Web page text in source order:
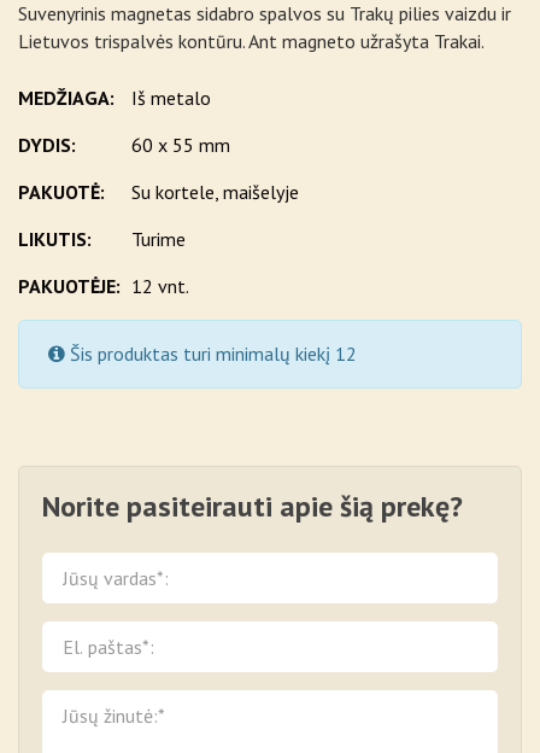
Suvenyrinis magnetas sidabro spalvos su Trakų pilies vaizdu ir
Lietuvos trispalvės kontūru. Ant magneto užrašyta Trakai.
MEDŽIAGA:
Iš metalo
DYDIS:
60 x 55 mm
PAKUOTĖ:
Su kortele, maišelyje
LIKUTIS:
Turime
PAKUOTĖJE: 12 vnt.
Šis produktas turi minimalų kiekį 12
Norite pasiteirauti apie šią prekę?